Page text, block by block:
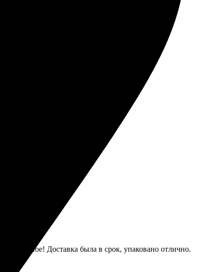
буду заказывать еще.
Доставка была в срок, упаковано отлично.